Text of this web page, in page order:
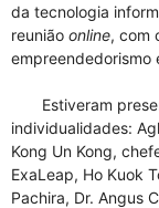
da tecnologia
reunião online, com
empreendedorismo
Estiveram
individualidades:
Kong Un Kong,
ExaLeap, Ho Kuok
Pachira, Dr. Angus